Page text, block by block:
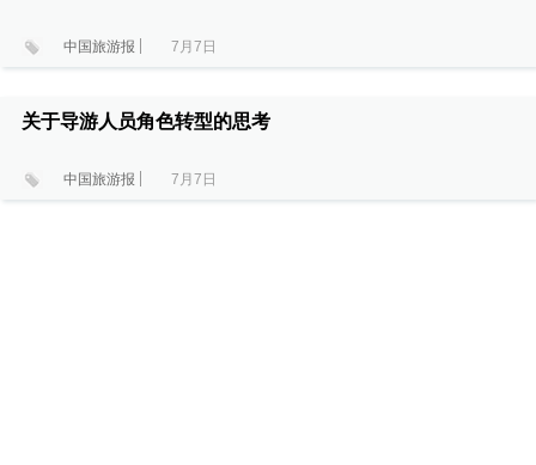
中国旅游报 7月7日
关于导游人员角色转型的思考
中国旅游报 7月7日